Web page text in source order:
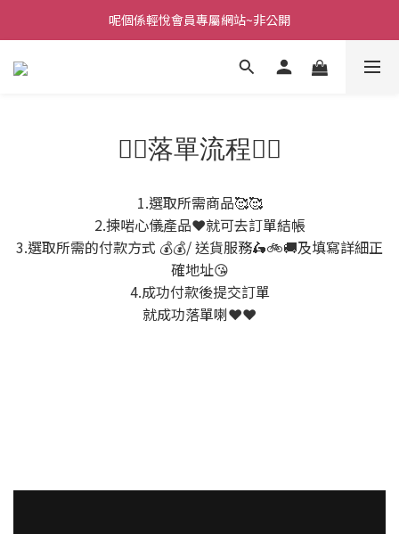
呢個係輕悅會員專屬網站~非公開
👇🏻落單流程👇🏻
1.選取所需商品🥰🥰
2.揀啱心儀產品❤️就可去訂單結帳
3.選取所需的付款方式 💰💰/ 送貨服務🛵🚲🚚及填寫詳細正
確地址😘
4.成功付款後提交訂單
就成功落單喇❤️❤️